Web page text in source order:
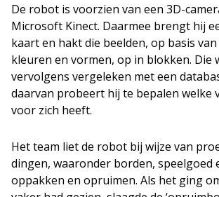
De robot is voorzien van een 3D-
Microsoft Kinect. Daarmee brengt hij
kaart en hakt die beelden, op basis
kleuren en vormen, op in blokken. Die
vervolgens vergeleken met een
daarvan probeert hij te bepalen welke
voor zich heeft.
Het team liet de robot bij wijze van
dingen, waaronder borden, speelgoed
oppakken en opruimen. Als het ging